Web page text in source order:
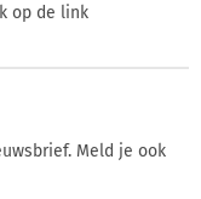
op de link
Meld je ook